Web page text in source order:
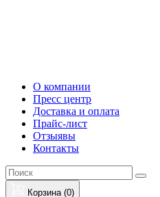
О компании
Пресс центр
Доставка и оплата
Прайс-лист
Отзыявы
Контакты
Корзина (0)